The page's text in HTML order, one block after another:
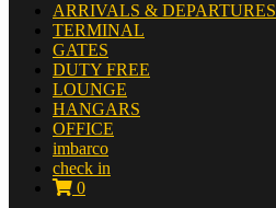
ARRIVALS & DEPARTURES
TERMINAL
GATES
DUTY FREE
LOUNGE
HANGARS
OFFICE
imbarco
check in
0